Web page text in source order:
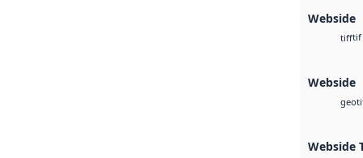
Webside
tifftif
Webside
Webside